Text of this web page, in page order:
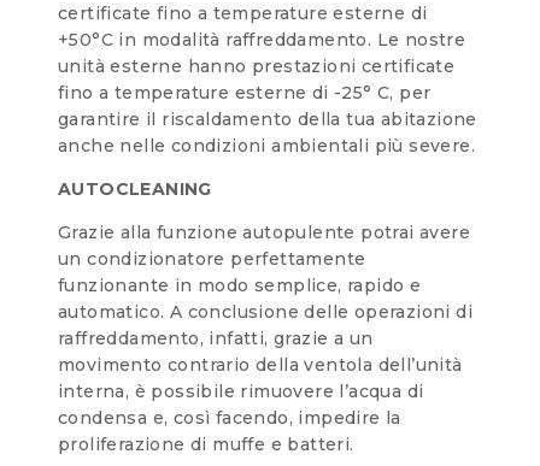
certificate fino a temperature esterne di
+50°C in modalità raffreddamento. Le nostre
unità esterne hanno prestazioni certificate
fino a temperature esterne di -25° C, per
garantire il riscaldamento della tua abitazione
anche nelle condizioni ambientali più severe.
AUTOCLEANING
Grazie alla funzione autopulente potrai avere
un condizionatore perfettamente
funzionante in modo semplice, rapido e
automatico. A conclusione delle operazioni di
raffreddamento, infatti, grazie a un
movimento contrario della ventola dell’unità
interna, è possibile rimuovere l’acqua di
condensa e, così facendo, impedire la
proliferazione di muffe e batteri.